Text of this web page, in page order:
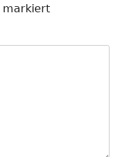
markiert